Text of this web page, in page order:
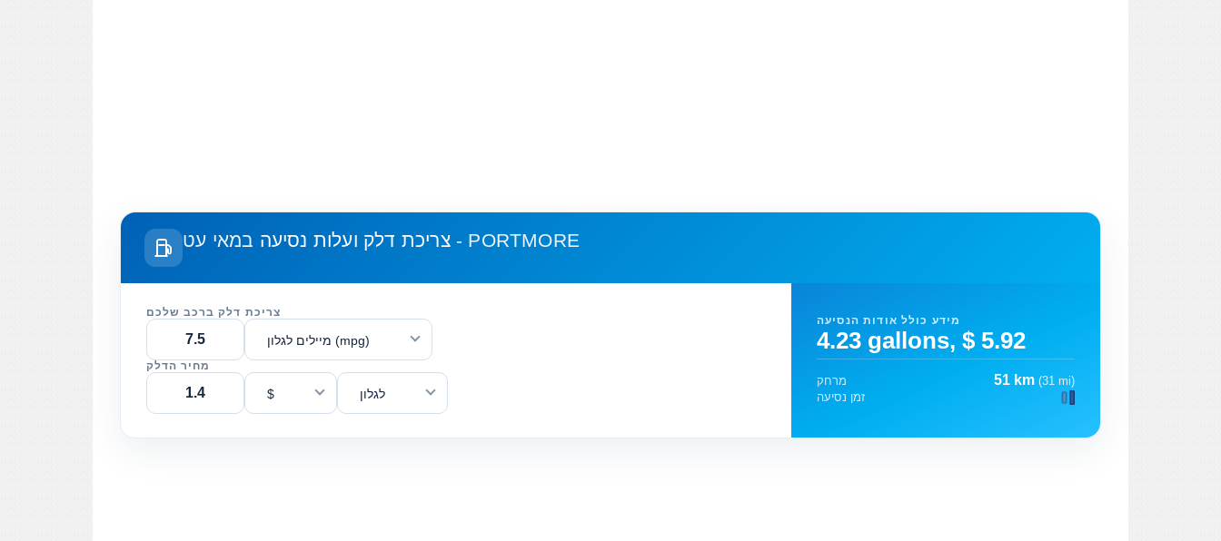
צריכת דלק ועלות נסיעהבמאי עט - PORTMORE
צריכת דלק ברכב שלכם
מיילים לגלון (mpg)
מחיר הדלק
$ לגלון
מידע כולל אודות הנסיעה
4.23 gallons, $ 5.92
מרחק 51 km (31 mi)
זמן נסיעה